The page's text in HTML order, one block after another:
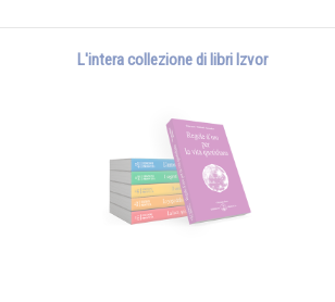
L'intera collezione di libri Izvor